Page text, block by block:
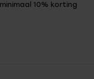
10% korting